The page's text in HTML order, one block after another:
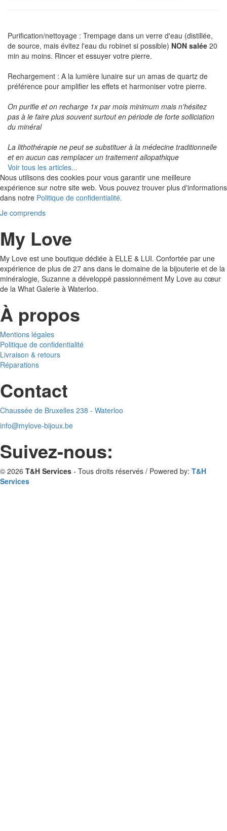
Purification/nettoyage : Trempage dans un verre d'eau (distillée,
de source, mais évitez l'eau du robinet si possible) NON salée 20
min au moins. Rincer et essuyer votre pierre.
Rechargement : A la lumière lunaire sur un amas de quartz de
préférence pour amplifier les effets et harmoniser votre pierre.
On purifie et on recharge 1x par mois minimum mais n'hésitez
pas à le faire plus souvent surtout en période de forte solliciation
du minéral
La lithothérapie ne peut se substituer à la médecine traditionnelle
et en aucun cas remplacer un traitement allopathique
Voir tous les articles...
Nous utilisons des cookies pour vous garantir une meilleure
expérience sur notre site web. Vous pouvez trouver plus d'informations
dans notre Politique de confidentialité.
Je comprends
My Love
My Love est une boutique dédiée à ELLE & LUI. Confortée par une
expérience de plus de 27 ans dans le domaine de la bijouterie et de la
minéralogie, Suzanne a développé passionnément My Love au cœur
de la What Galerie à Waterloo.
À propos
Mentions légales
Politique de confidentialité
Livraison & retours
Réparations
Contact
Chaussée de Bruxelles 238 - Waterloo
info@mylove-bijoux.be
Suivez-nous:
© 2026 T&H Services - Tous droits réservés / Powered by: T&H
Services